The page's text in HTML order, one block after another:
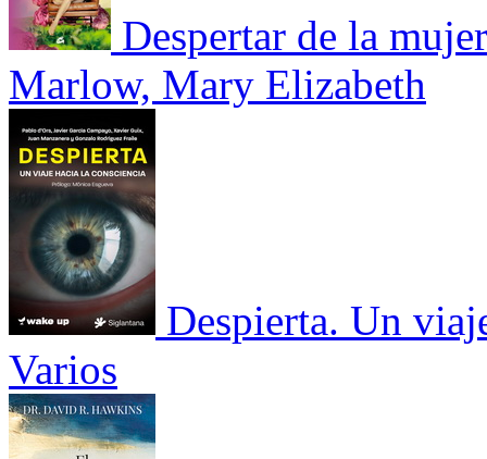
Despertar de la
Marlow, Mary Elizabeth
Despierta. Un
Varios